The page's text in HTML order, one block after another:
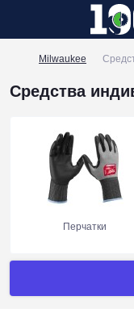
Milwaukee
Средства
Перчатки